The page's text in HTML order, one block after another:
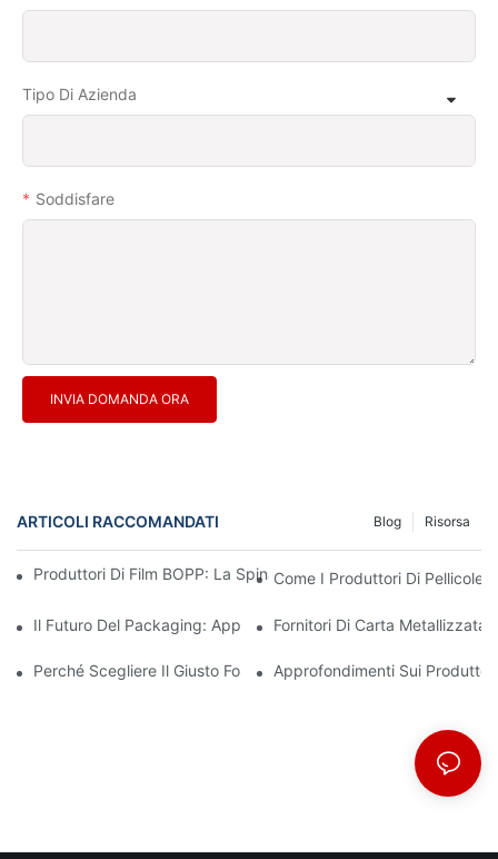
Tipo Di Azienda
Soddisfare
INVIA DOMANDA ORA
ARTICOLI RACCOMANDATI Risorsa
Blog
Produttori Di Film BOPP: La Spina Dorsale Degli Imballaggi
Come I Produttori Di Pellicole
Il Futuro Del Packaging: Approfondimenti Dai Principali
Fornitori Di Carta
Perché Scegliere Il Giusto Fornitore Di Film BOPP È Importante
Approfondimenti Sui